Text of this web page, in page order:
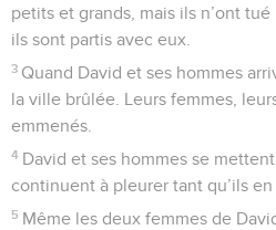
petits et grands, mais ils n’ont
ils sont partis avec eux.
3 Quand David et ses hommes
la ville brûlée. Leurs femmes,
emmenés.
4 David et ses hommes se
continuent à pleurer tant qu’ils en
5 Même les deux femmes de